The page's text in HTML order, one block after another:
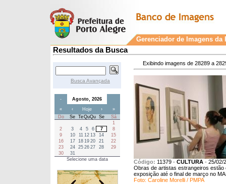
Gerenciador de Imagens da
Resultados da Busca
Exibindo imagens de 28289 a
Código: 11379 - CULTURA - 25/02/
Obras de artistas estrangeiros estão
exposição até o final de março no
Foto: Caroline Morelli / PMPA
Busca Avançada
-
Agosto, 2026
«
‹ Hoje ›
»
Do
Se TeQuQu Se
Sá
1
2
3 4 5 6 7
8
9
10 11 12 13 14
15
16
17 18 19 20 21
22
23
24 25 26 27 28
29
30
31
Selecione uma data